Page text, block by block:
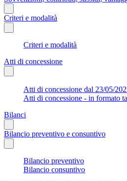
Criteri e modalità
Criteri e modalità
Atti di concessione
Atti di concessione dal 23/05/
Atti di concessione - in formato
Bilanci
Bilancio preventivo e consuntivo
Bilancio preventivo
Bilancio consuntivo